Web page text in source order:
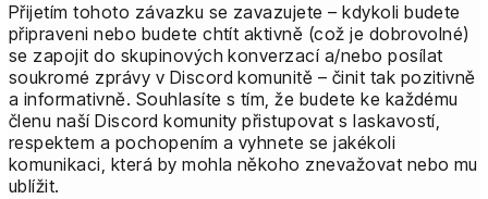
Přijetím tohoto závazku se zavazujete – kdykoli budete
připraveni nebo budete chtít aktivně (což je dobrovolné)
se zapojit do skupinových konverzací a/nebo posílat
soukromé zprávy v Discord komunitě – činit tak pozitivně
a informativně. Souhlasíte s tím, že budete ke každému
členu naší Discord komunity přistupovat s laskavostí,
respektem a pochopením a vyhnete se jakékoli
komunikaci, která by mohla někoho znevažovat nebo mu
ublížit.